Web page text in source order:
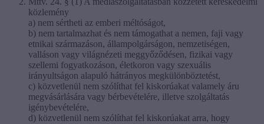
közlemény
a) nem sértheti az emberi méltóságot,
b) nem tartalmazhat és nem támogathat a nemen, faji vagy
etnikai származáson, állampolgárságon, nemzetiségen,
valláson vagy világnézeti meggyőződésen, fizikai vagy
szellemi fogyatkozáson, életkoron vagy szexuális
irányultságon alapuló hátrányos megkülönböztetést,
c) közvetlenül nem szólíthat fel kiskorúakat valamely áru
megvásárlására vagy bérbevételére, illetve szolgáltatás
igénybevételére,
d) közvetlenül nem szólíthat fel kiskorúakat arra, hogy